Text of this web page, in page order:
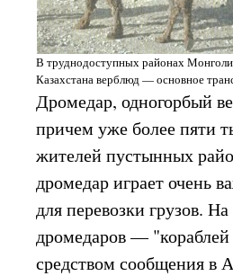
В труднодоступных районах
Казахстана верблюд — основное
Дромедар, одногорбый
причем уже более пяти
жителей пустынных
дромедар играет очень
для перевозки грузов.
дромедаров —
средством сообщения в